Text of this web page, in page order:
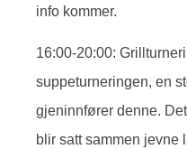
info kommer.
16:00-20:00:
suppeturneringen, en
gjeninnfører denne.
blir satt sammen jevne